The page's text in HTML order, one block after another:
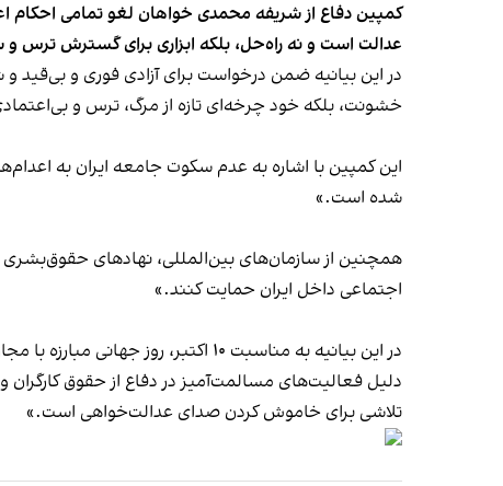
کمپین دفاع از شریفه محمدی خواهان لغو تمامی احکام
عدالت است و نه راه‌حل، بلکه ابزاری برای گسترش ترس
در این بیانیه ضمن درخواست برای آزادی فوری و بی‌قید
خشونت، بلکه خود چرخه‌ای تازه از مرگ، ترس و
این کمپین با اشاره به عدم سکوت جامعه ایران به
شده است.»
همچنین از سازمان‌های بین‌المللی، نهادهای
اجتماعی داخل ایران حمایت کنند.»
در این بیانیه به مناسبت ۱۰
دلیل فعالیت‌های مسالمت‌آمیز در دفاع از حقوق
تلاشی برای خاموش کردن صدای عدالت‌خواهی است.»